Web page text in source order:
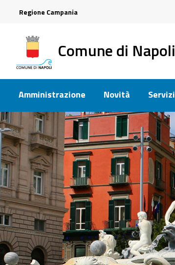
Regione Campania
Comune di Napoli
Amministrazione Novità Servizi